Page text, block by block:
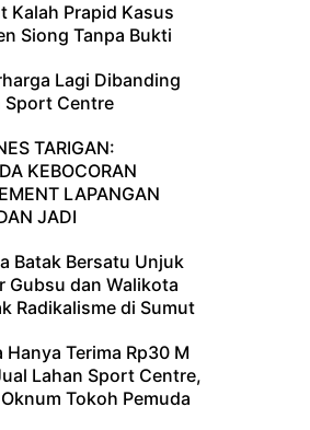
Kalah Prapid Kasus
Siong Tanpa Bukti
Lagi Dibanding
Sport Centre
TARIGAN:
KEBOCORAN
LAPANGAN
JADI
Batak Bersatu Unjuk
Gubsu dan Walikota
Radikalisme di Sumut
Hanya Terima Rp30 M
Lahan Sport Centre,
Tokoh Pemuda